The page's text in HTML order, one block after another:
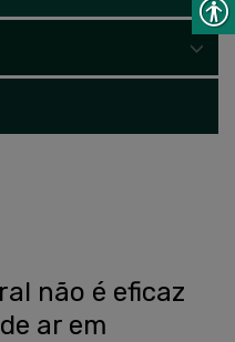
não é eficaz
ar em